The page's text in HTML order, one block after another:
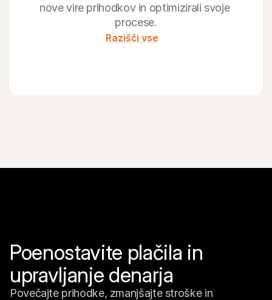
nove vire prihodkov in optimizirali svoje
procese.
Razišči vse
Poenostavite plačila in
upravljanje denarja
Povečajte prihodke, zmanjšajte stroške in